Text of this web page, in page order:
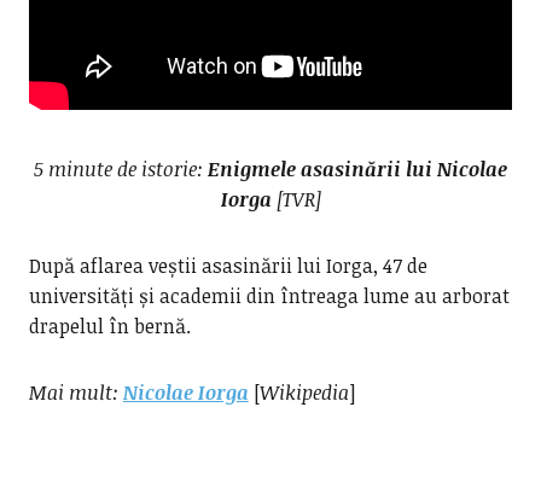
5 minute de istorie: Enigmele asasinării lui Nicolae
Iorga [TVR]
După aflarea veștii asasinării lui Iorga, 47 de
universități și academii din întreaga lume au arborat
drapelul în bernă.
Mai mult: Nicolae Iorga [Wikipedia]